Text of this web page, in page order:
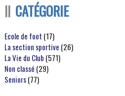
CATÉGORIE
Ecole de foot (17)
La section sportive (26)
La Vie du Club (571)
Non classé (29)
Seniors(77)